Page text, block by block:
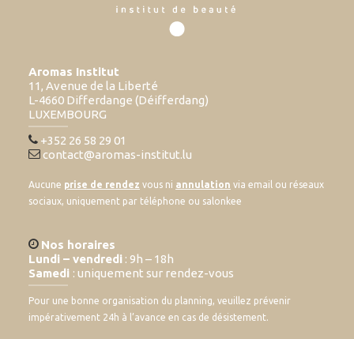
Aromas Institut
11, Avenue de la Liberté
L-4660 Differdange (Déifferdang)
LUXEMBOURG
+352 26 58 29 01
contact@aromas-institut.lu
Aucune prise de rendez vous ni annulation via email ou réseaux
sociaux, uniquement par téléphone ou salonkee
Nos horaires
Lundi – vendredi : 9h – 18h
Samedi : uniquement sur rendez-vous
Pour une bonne organisation du planning, veuillez prévenir
impérativement 24h à l’avance en cas de désistement.